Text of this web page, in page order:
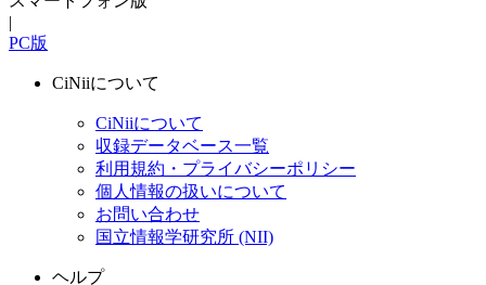
|
PC版
CiNiiについて
CiNiiについて
収録データベース一覧
利用規約・プライバシーポリシー
個人情報の扱いについて
お問い合わせ
国立情報学研究所 (NII)
ヘルプ